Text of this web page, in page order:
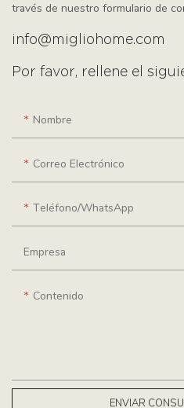
través de nuestro formulario de
info@migliohome.com
Por favor, rellene el
Nombre
Correo Electrónico
Teléfono/WhatsApp
Empresa
Contenido
ENVIAR